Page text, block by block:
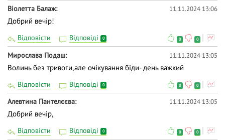
Віолетта Балаж 11.11.2024 13:06
Добрий вечір!
Відповісти Відповіді 0 0 0
Мирослава Подаш 11.11.2024 13:05
Волинь без тривоги,але очікування біди- день важкий
Відповісти Відповіді 0 0 0
Алевтина Пантелєєва 11.11.2024 13:05
Добрий вечір,
Відповісти Відповіді 0 0 0